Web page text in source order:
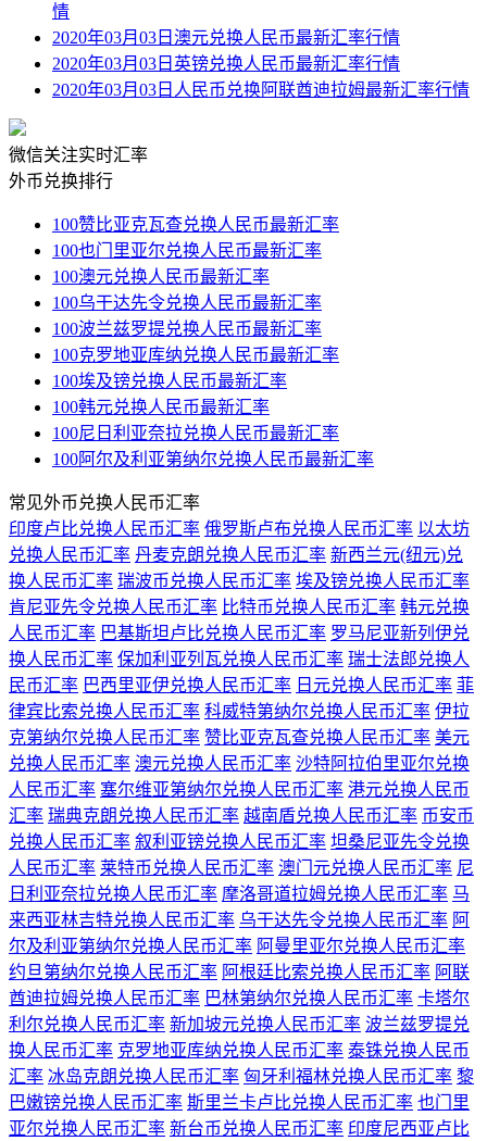
情
2020年03月03日澳元兑换人民币最新汇率行情
2020年03月03日英镑兑换人民币最新汇率行情
2020年03月03日人民币兑换阿联酋迪拉姆最新汇率行情
微信关注实时汇率
外币兑换排行
100赞比亚克瓦查兑换人民币最新汇率
100也门里亚尔兑换人民币最新汇率
100澳元兑换人民币最新汇率
100乌干达先令兑换人民币最新汇率
100波兰兹罗提兑换人民币最新汇率
100克罗地亚库纳兑换人民币最新汇率
100埃及镑兑换人民币最新汇率
100韩元兑换人民币最新汇率
100尼日利亚奈拉兑换人民币最新汇率
100阿尔及利亚第纳尔兑换人民币最新汇率
常见外币兑换人民币汇率
印度卢比兑换人民币汇率 俄罗斯卢布兑换人民币汇率 以太坊
兑换人民币汇率 丹麦克朗兑换人民币汇率 新西兰元(纽元)兑
换人民币汇率 瑞波币兑换人民币汇率 埃及镑兑换人民币汇率
肯尼亚先令兑换人民币汇率 比特币兑换人民币汇率 韩元兑换
人民币汇率 巴基斯坦卢比兑换人民币汇率 罗马尼亚新列伊兑
换人民币汇率 保加利亚列瓦兑换人民币汇率 瑞士法郎兑换人
民币汇率 巴西里亚伊兑换人民币汇率 日元兑换人民币汇率 菲
律宾比索兑换人民币汇率 科威特第纳尔兑换人民币汇率 伊拉
克第纳尔兑换人民币汇率 赞比亚克瓦查兑换人民币汇率 美元
兑换人民币汇率 澳元兑换人民币汇率 沙特阿拉伯里亚尔兑换
人民币汇率 塞尔维亚第纳尔兑换人民币汇率 港元兑换人民币
汇率 瑞典克朗兑换人民币汇率 越南盾兑换人民币汇率 币安币
兑换人民币汇率 叙利亚镑兑换人民币汇率 坦桑尼亚先令兑换
人民币汇率 莱特币兑换人民币汇率 澳门元兑换人民币汇率 尼
日利亚奈拉兑换人民币汇率 摩洛哥道拉姆兑换人民币汇率 马
来西亚林吉特兑换人民币汇率 乌干达先令兑换人民币汇率 阿
尔及利亚第纳尔兑换人民币汇率 阿曼里亚尔兑换人民币汇率
约旦第纳尔兑换人民币汇率 阿根廷比索兑换人民币汇率 阿联
酋迪拉姆兑换人民币汇率 巴林第纳尔兑换人民币汇率 卡塔尔
利尔兑换人民币汇率 新加坡元兑换人民币汇率 波兰兹罗提兑
换人民币汇率 克罗地亚库纳兑换人民币汇率 泰铢兑换人民币
汇率 冰岛克朗兑换人民币汇率 匈牙利福林兑换人民币汇率 黎
巴嫩镑兑换人民币汇率 斯里兰卡卢比兑换人民币汇率 也门里
亚尔兑换人民币汇率 新台币兑换人民币汇率 印度尼西亚卢比